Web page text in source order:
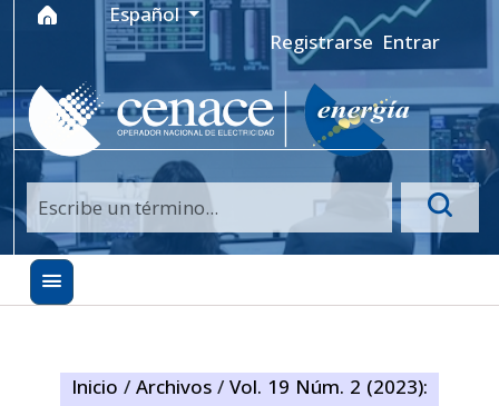
Ir al menú de navegación principal
Ir al contenido principal
Ir al pie de página del sitio
Idioma
Español
Registrarse Entrar
Inicio / Archivos / Vol. 19 Núm. 2 (2023):